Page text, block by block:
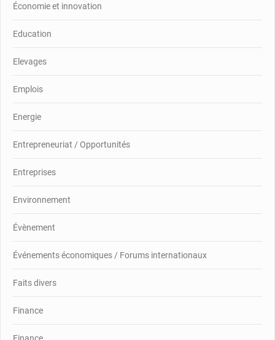
Économie et innovation
Education
Elevages
Emplois
Energie
Entrepreneuriat / Opportunités
Entreprises
Environnement
Évènement
Événements économiques / Forums internationaux
Faits divers
Finance
Finance